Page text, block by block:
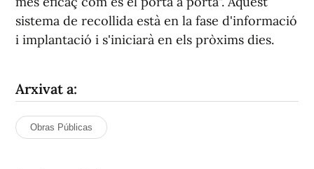
sistema de recollida està en la fase d'informació
i implantació i s'iniciarà en els pròxims dies.
Arxivat a:
Obras Públicas